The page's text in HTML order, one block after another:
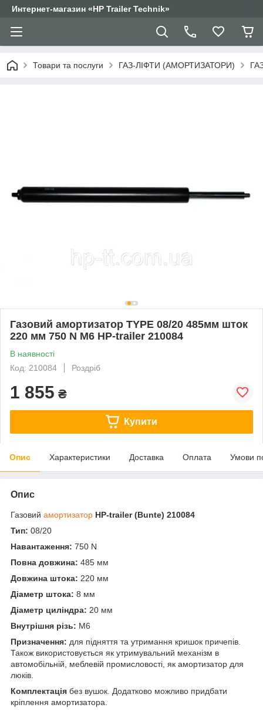
Интернет-магазин «HP Trailer Technik»
Товари та послуги ГАЗ-ЛІФТИ (АМОРТИЗАТОРИ)
Газовий амортизатор TYPE 08/20 485мм шток
220 мм 750 N М6 HP-trailer 210084
В наявності
Код: 210084
Роздріб
1 855 ₴
Купити
Опис Характеристики Доставка Оплата Умови
Опис
Газовий амортизатор HP-trailer (Bunte) 210084
Тип: 08/20
Навантаження: 750 N
Повна довжина: 485 мм
Довжина штока: 220 мм
Діаметр штока: 8 мм
Діаметр циліндра: 20 мм
Внутрішня різь: М6
Призначення: для підняття та утримання кришок причепів.
Також використовується як утримувальний механізм в
автомобільній, меблевій промисловості, як амортизатор для
люків.
Комплектація без вушок. Додатково можливо придбати
кріплення амортизатора.